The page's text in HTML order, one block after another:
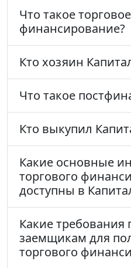
Что такое торговое
финансирование?
Кто хозяин
Что такое
Кто выкупил
Какие основные
торгового
доступны в
Какие требования
заемщикам для
торгового